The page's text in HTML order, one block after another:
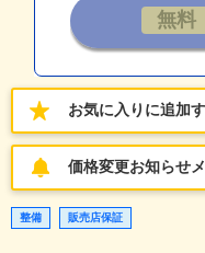
お気に入りに追加
価格変更お知らせ
整備 販売店保証